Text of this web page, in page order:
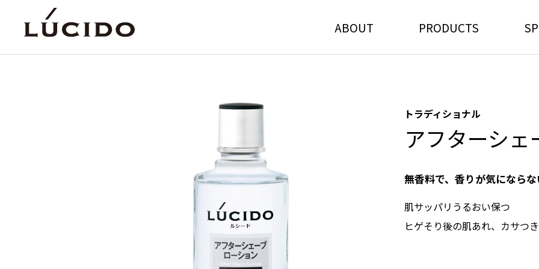
ABOUT PRODUCTS
トラディショナル
アフターシ
無香料で、香りが気になら
肌サッパリうるおい保つ
ヒゲそり後の肌あれ、カサつ